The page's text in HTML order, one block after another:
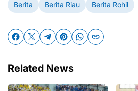
Berita Berita Riau Berita Rohil
Related News